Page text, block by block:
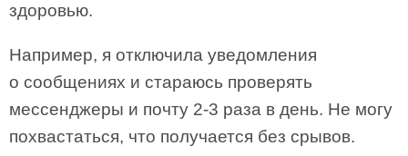
здоровью.
Например, я отключила уведомления
о сообщениях и стараюсь проверять
мессенджеры и почту 2-3 раза в день. Не могу
похвастаться, что получается без срывов.